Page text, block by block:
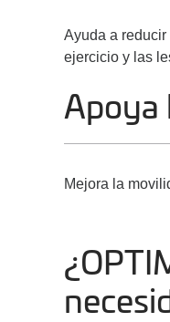
Ayuda a
ejercicio y las
Apoya
Mejora la